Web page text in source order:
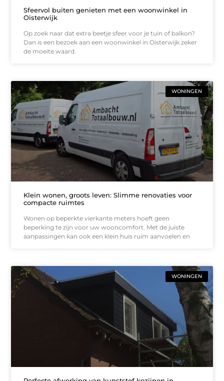
Sfeervol buiten genieten met een woonwinkel in
Oisterwijk
Op zoek naar dat extra beetje sfeer voor je tuin of balkon?
Dan is een bezoek aan een woonwinkel in Oisterwijk zeker
de moeite waard.
WONINGEN
Klein wonen, groots leven: Slimme renovaties voor
compacte ruimtes
Wonen op beperkte vierkante meters hoeft geen
beperking te zijn voor uw wooncomfort. Met de juiste
aanpassingen kan ook een klein huis ruim aanvoelen en
WONINGEN